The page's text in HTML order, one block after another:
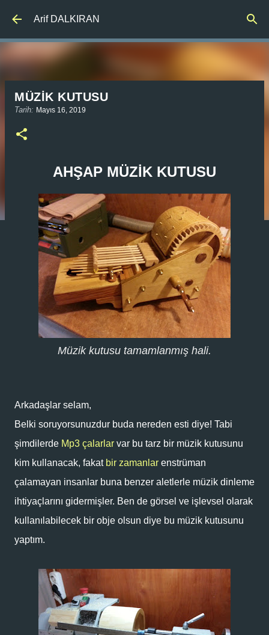
Arif DALKIRAN
MÜZİK KUTUSU
Tarih: Mayıs 16, 2019
AHŞAP MÜZİK KUTUSU
Müzik kutusu tamamlanmış hali.
Arkadaşlar selam,
Belki soruyorsunuzdur buda nereden esti diye! Tabi
şimdilerde Mp3 çalarlar var bu tarz bir müzik kutusunu
kim kullanacak, fakat bir zamanlar enstrüman
çalamayan insanlar buna benzer aletlerle müzik dinleme
ihtiyaçlarını gidermişler. Ben de görsel ve işlevsel olarak
kullanılabilecek bir obje olsun diye bu müzik kutusunu
yaptım.